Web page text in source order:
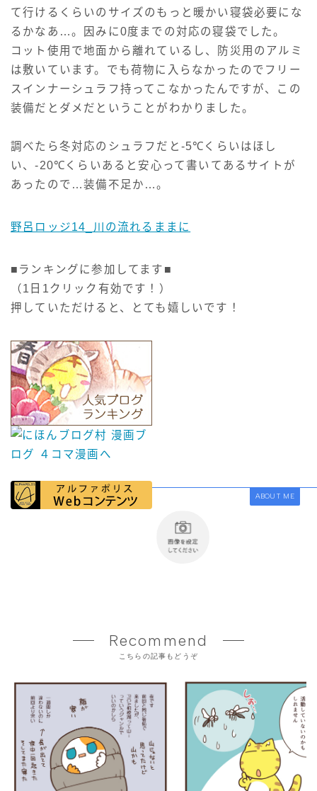
て行けるくらいのサイズのもっと暖かい寝袋必要にな
るかなあ…。因みに0度までの対応の寝袋でした。
コット使用で地面から離れているし、防災用のアルミ
は敷いています。でも荷物に入らなかったのでフリー
スインナーシュラフ持ってこなかったんですが、この
装備だとダメだということがわかりました。
調べたら冬対応のシュラフだと-5℃くらいはほし
い、-20℃くらいあると安心って書いてあるサイトが
あったので…装備不足か…。
野呂ロッジ14_川の流れるままに
■ランキングに参加してます■
（1日1クリック有効です！）
押していただけると、とても嬉しいです！
ABOUT ME
Recommend
こちらの記事もどうぞ